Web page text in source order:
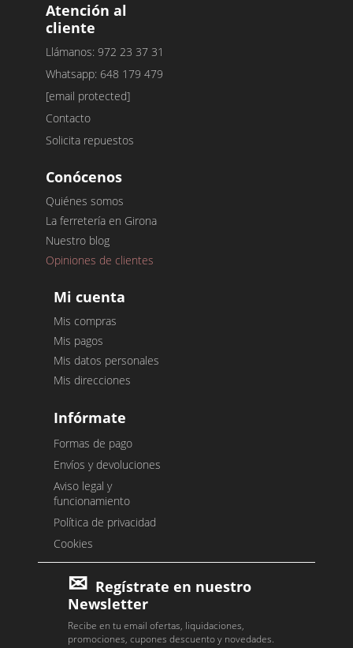
Atención al
cliente
Llámanos: 972 23 37 31
Whatsapp: 648 179 479
[email protected]
Contacto
Solicita repuestos
Conócenos
Quiénes somos
La ferretería en Girona
Nuestro blog
Opiniones de clientes
Mi cuenta
Mis compras
Mis pagos
Mis datos personales
Mis direcciones
Infórmate
Formas de pago
Envíos y devoluciones
Aviso legal y
funcionamiento
Política de privacidad
Cookies
Regístrate en nuestro
Newsletter
Recibe en tu email ofertas, liquidaciones,
promociones, cupones descuento y novedades.